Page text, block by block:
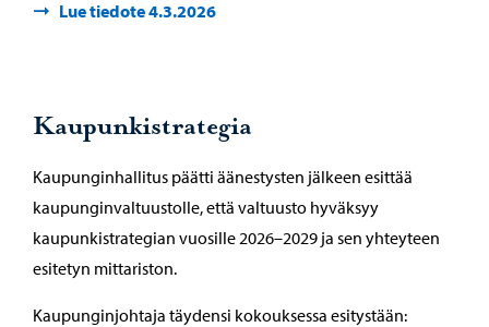
Lue tiedote 4.3.2026
Kaupunkistrategia
Kaupunginhallitus päätti äänestysten jälkeen esittää
kaupunginvaltuustolle, että valtuusto hyväksyy
kaupunkistrategian vuosille 2026–2029 ja sen yhteyteen
esitetyn mittariston.
Kaupunginjohtaja täydensi kokouksessa esitystään: